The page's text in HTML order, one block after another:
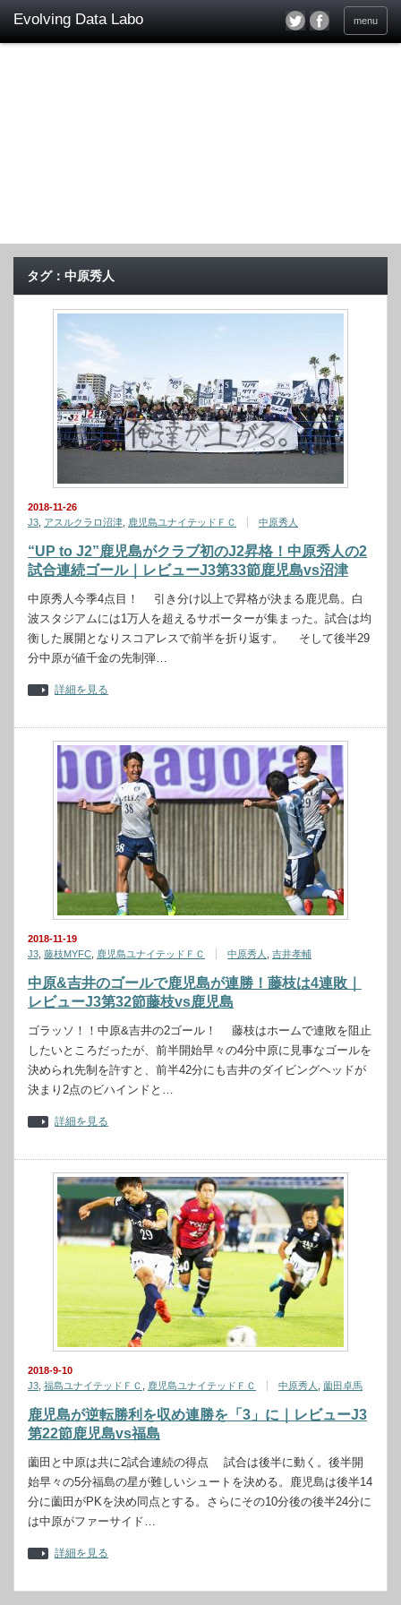
menu
タグ：中原秀人
2018-11-26
J3 アスルクラロ沼津 鹿児島ユナイテッドＦＣ 中原秀人
“UP to J2”鹿児島がクラブ初のJ2昇格！中原秀人の2
試合連続ゴール｜レビューJ3第33節鹿児島vs沼津
中原秀人今季4点目！ 引き分け以上で昇格が決まる鹿児島。白
波スタジアムには1万人を超えるサポーターが集まった。試合は均
衡した展開となりスコアレスで前半を折り返す。 そして後半29
分中原が値千金の先制弾…
詳細を見る
2018-11-19
J3 藤枝MYFC 鹿児島ユナイテッドＦＣ 中原秀人 吉井孝輔
中原&吉井のゴールで鹿児島が連勝！藤枝は4連敗｜
レビューJ3第32節藤枝vs鹿児島
ゴラッソ！！中原&吉井の2ゴール！ 藤枝はホームで連敗を阻止
したいところだったが、前半開始早々の4分中原に見事なゴールを
決められ先制を許すと、前半42分にも吉井のダイビングヘッドが
決まり2点のビハインドと…
詳細を見る
2018-9-10
J3 福島ユナイテッドＦＣ 鹿児島ユナイテッドＦＣ 中原秀人 薗田卓馬
鹿児島が逆転勝利を収め連勝を「3」に｜レビューJ3
第22節鹿児島vs福島
薗田と中原は共に2試合連続の得点 試合は後半に動く。後半開
始早々の5分福島の星が難しいシュートを決める。鹿児島は後半14
分に薗田がPKを決め同点とする。さらにその10分後の後半24分に
は中原がファーサイド…
詳細を見る